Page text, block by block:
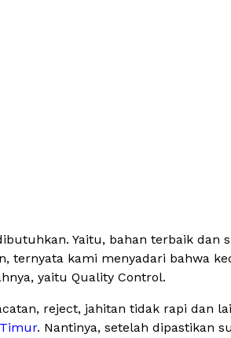
Yaitu, bahan terbaik dan
ternyata kami menyadari bahwa
yaitu Quality Control.
reject, jahitan tidak rapi dan
. Nantinya, setelah dipastikan